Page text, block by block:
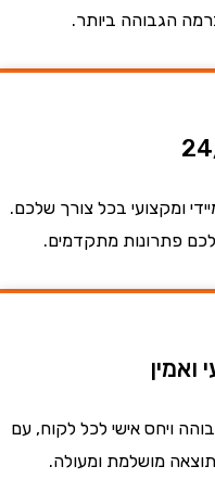
הגבוהה ביותר.
בכל צורך שלכם.
מתקדמים.
אישי לכל לקוח, עם
מושלמת ומעולה.